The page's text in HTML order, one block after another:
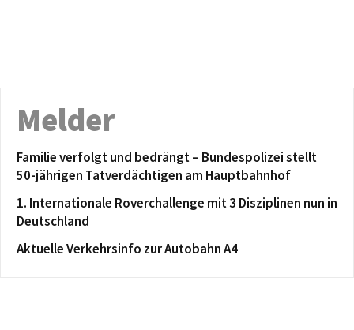
Melder
Familie verfolgt und bedrängt – Bundespolizei stellt
50-jährigen Tatverdächtigen am Hauptbahnhof
1. Internationale Roverchallenge mit 3 Disziplinen nun in
Deutschland
Aktuelle Verkehrsinfo zur Autobahn A4